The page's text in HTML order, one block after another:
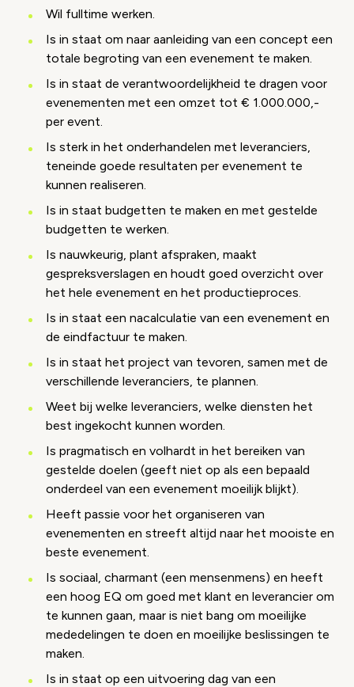
Wil fulltime werken.
Is in staat om naar aanleiding van een concept een
totale begroting van een evenement te maken.
Is in staat de verantwoordelijkheid te dragen voor
evenementen met een omzet tot € 1.000.000,-
per event.
Is sterk in het onderhandelen met leveranciers,
teneinde goede resultaten per evenement te
kunnen realiseren.
Is in staat budgetten te maken en met gestelde
budgetten te werken.
Is nauwkeurig, plant afspraken, maakt
gespreksverslagen en houdt goed overzicht over
het hele evenement en het productieproces.
Is in staat een nacalculatie van een evenement en
de eindfactuur te maken.
Is in staat het project van tevoren, samen met de
verschillende leveranciers, te plannen.
Weet bij welke leveranciers, welke diensten het
best ingekocht kunnen worden.
Is pragmatisch en volhardt in het bereiken van
gestelde doelen (geeft niet op als een bepaald
onderdeel van een evenement moeilijk blijkt).
Heeft passie voor het organiseren van
evenementen en streeft altijd naar het mooiste en
beste evenement.
Is sociaal, charmant (een mensenmens) en heeft
een hoog EQ om goed met klant en leverancier om
te kunnen gaan, maar is niet bang om moeilijke
mededelingen te doen en moeilijke beslissingen te
maken.
Is in staat op een uitvoering dag van een